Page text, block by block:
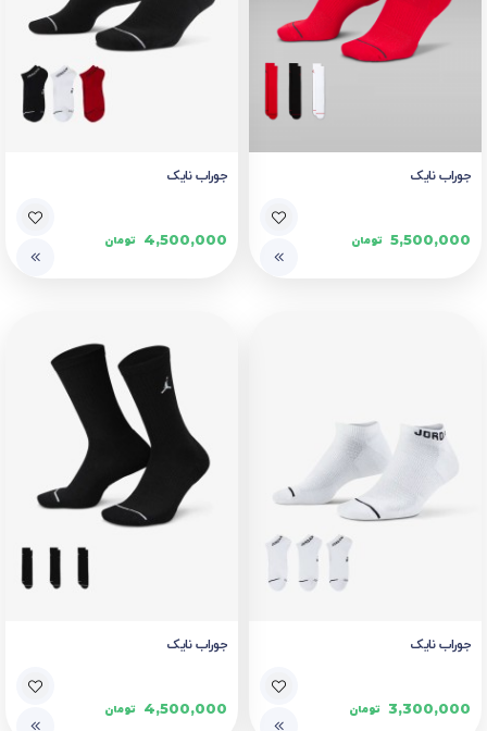
جوراب نایک
5,500,000 تومان
جوراب نایک
4,500,000 تومان
جوراب نایک
3,300,000 تومان
جوراب نایک
4,500,000 تومان